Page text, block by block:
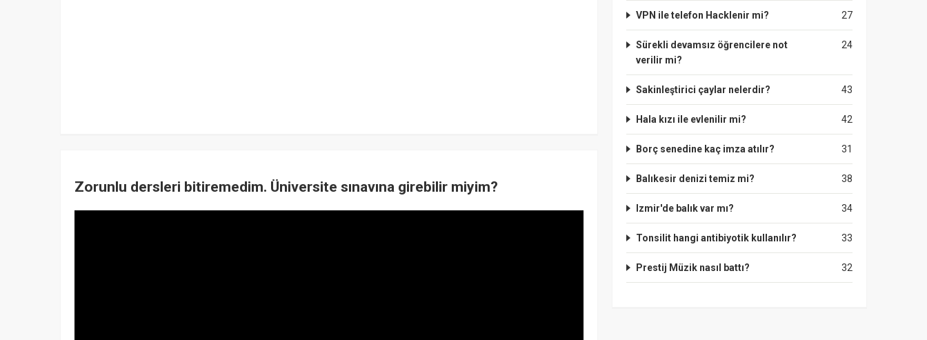
Zorunlu dersleri bitiremedim. Üniversite sınavına girebilir miyim?
27
VPN ile telefon Hacklenir mi?
24
Sürekli devamsız öğrencilere not
verilir mi?
43
Sakinleştirici çaylar nelerdir?
42
Hala kızı ile evlenilir mi?
31
Borç senedine kaç imza atılır?
38
Balıkesir denizi temiz mi?
34
Izmir'de balık var mı?
33
Tonsilit hangi antibiyotik kullanılır?
32
Prestij Müzik nasıl battı?